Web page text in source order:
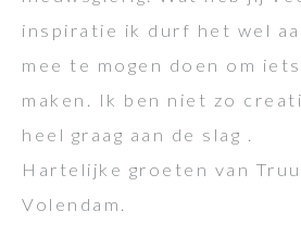
inspiratie ik durf het wel
mee te mogen doen om
maken. Ik ben niet zo
heel graag aan de slag .
Hartelijke groeten van
Volendam.